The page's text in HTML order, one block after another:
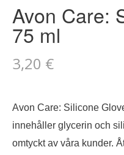
Avon Care:
75 ml
3,20 €
Avon Care: Silicone
innehåller glycerin och
omtyckt av våra kunder.